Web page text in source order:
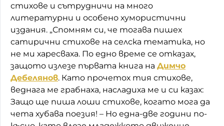
стихове и сътрудничи на много
литературни и особено хумористични
издания. „Спомням си, че тогава пишех
сатирични стихове на селска тематика, но
не ми харесваха. По едно време се отказах,
защото излезе първата книга на Димчо
Дебелянов. Като прочетох тия стихове,
веднага ме грабнаха, насладиха ме и си казах:
Защо ще пиша лоши стихове, когато мога да
чета хубава поезия! – Но една-две години по-